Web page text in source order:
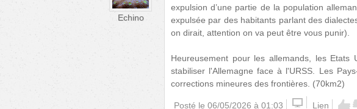
Echino
expulsion d’une partie de la population
expulsée par des habitants parlant des
on dirait, attention on va peut être vous punir).
Heureusement pour les allemands, les Etats
stabiliser l'Allemagne face à l'URSS. Les
corrections mineures des frontières. (70km2)
Posté le 06/05/2026 à 01:03 Lien